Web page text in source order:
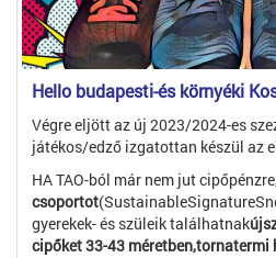
Hello budapesti-és környéki
Végre eljött az új 2023/2024-es
játékos/edző izgatottan készül az
HA TAO-ból már nem jut
csoportot
gyerekek- és szüleik találhatnak
cipőket 33-43 méretben,tornatermi